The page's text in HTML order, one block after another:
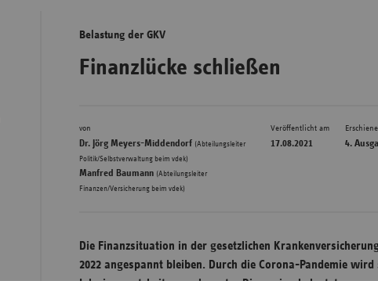
Hessen
Belastung der GKV
Finanzlücke schließen
von
Dr. Jörg Meyers-Middendorf (Abteilungsleiter
Politik/Selbstverwaltung beim vdek)
Manfred Baumann (Abteilungsleiter
Finanzen/Versicherung beim vdek)
Veröffentlicht am
17.08.2021 4.
Die Finanzsituation in der gesetzlichen
2022 angespannt bleiben. Durch die Corona-Pandemie